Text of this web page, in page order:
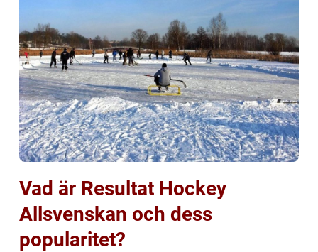
Vad är Resultat Hockey
Allsvenskan och dess
popularitet?